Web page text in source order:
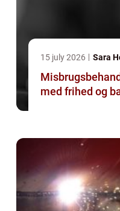
15 july 2026 Sara
Misbrugsbehandling
med frihed og